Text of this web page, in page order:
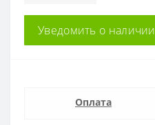
Уведомить о наличии
Оплата